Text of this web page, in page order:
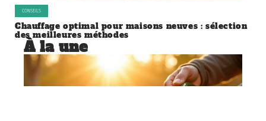
CONSEILS
Chauffage optimal pour maisons neuves : sélection
des meilleures méthodes
À la une